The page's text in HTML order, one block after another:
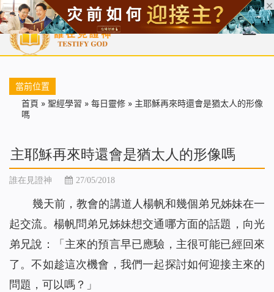
首頁 每日靈糧 天國福音 基督徒見證 信仰解答 聖經
當前位置
首頁 » 聖經學習 » 每日靈修 » 主耶穌再來時還會是猶太人的形像
嗎
主耶穌再來時還會是猶太人的形像嗎
誰在見證神 27/05/2018
幾天前，教會的講道人楊帆和幾個弟兄姊妹在一
起交流。楊帆問弟兄姊妹想交通哪方面的話題，向光
弟兄說：「主來的預言早已應驗，主很可能已經回來
了。不如趁這次機會，我們一起探討如何迎接主來的
問題，可以嗎？」